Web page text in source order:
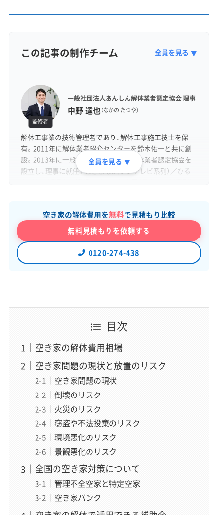
この記事の制作チーム 全員を見る ▼
監修者
一般社団法人あんしん解体業者認定協会 理事
中野 達也（なかの たつや）
解体工事業の技術管理者であり、解体工事施工技士を保
有。2011年に解体業者紹介センターを鈴木佑一と共に創
設。2013年に一般社団法人あんしん解体業者認定協会を
設立し、理事に就任。めざまし8（フジテレビ系列）／ひる
現場解説
解体アドバイザー歴15年、相談実績は11万件以上。お客様
の不安を笑顔に変える現場のプロフェッショナル。「どん
な些細なことでも構いません」をモットーに、一期一会の
精神でお客様一人ひとりと向き合い、契約から工事完了ま
で心から安心できる業者選定をサポート。この記事では現
場のリアルな視点から解説を担当。
運営責任者
「スッキリ解体」編集長
稲垣 瑞稀
解体業界専門のWebメディアでWebディレクターとして6
年以上、企画・執筆・編集から500社以上の解体業者取材ま
で、メディア運営のあらゆる工程を経験。近年は解体の前
段にある空き家問題（管理・解体・補助金・税制）にも取材領
域を広げている。正しい情報が届かず困っている方を助け
全員を見る ▼
空き家の解体費用を無料で見積もり比較
無料見積もりを依頼する
0120-274-438
目次
空き家の解体費用相場
空き家問題の現状と放置のリスク
空き家問題の現状
倒壊のリスク
火災のリスク
窃盗や不法投棄のリスク
環境悪化のリスク
景観悪化のリスク
全国の空き家対策について
管理不全空家と特定空家
空き家バンク